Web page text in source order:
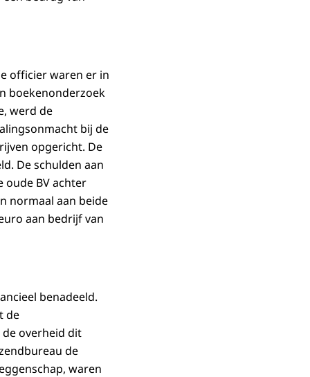
officier waren er in
boekenonderzoek
werd de
bij de
opgericht. De
De schulden aan
oude BV achter
normaal aan beide
aan bedrijf van
benadeeld.
de
overheid dit
de
waren